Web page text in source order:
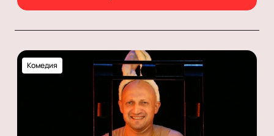
Комедия